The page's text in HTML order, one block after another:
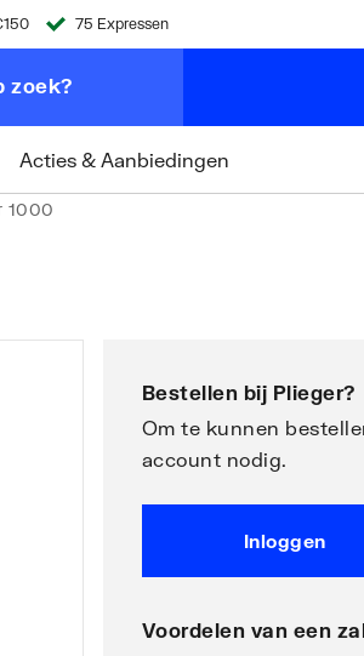
75 Expressen
Acties & Aanbiedingen
1000
Bestellen bij Plieger?
Om te kunnen
account nodig.
Inloggen
Voordelen van een